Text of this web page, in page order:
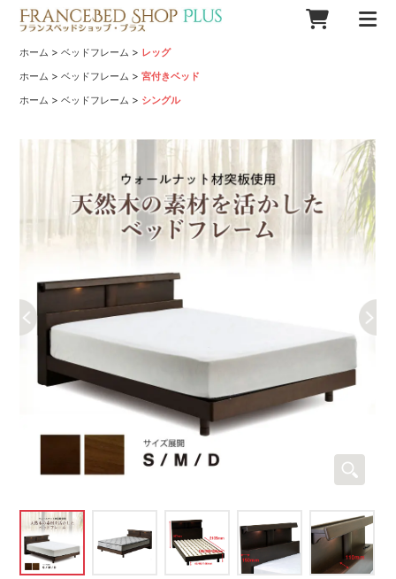
ホーム >ベッドフレーム > レッグ
ホーム >ベッドフレーム >宮付きベッド
ホーム >ベッドフレーム > シングル